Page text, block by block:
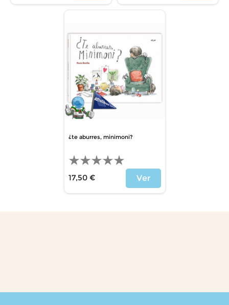
¿te aburres, minimoni?
17,50 €
Ver